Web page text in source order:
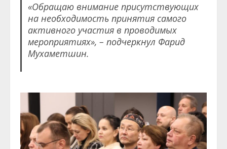
«Обращаю внимание присутствующих
на необходимость принятия самого
активного участия в проводимых
мероприятиях», – подчеркнул Фарид
Мухаметшин.